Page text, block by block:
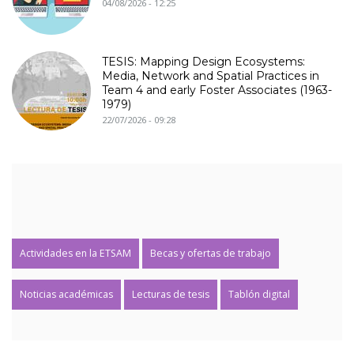
04/08/2026 - 12:25
TESIS: Mapping Design Ecosystems:
Media, Network and Spatial Practices in
Team 4 and early Foster Associates (1963-
1979)
22/07/2026 - 09:28
Actividades en la ETSAM Becas y ofertas de trabajo
Noticias académicas Lecturas de tesis Tablón digital